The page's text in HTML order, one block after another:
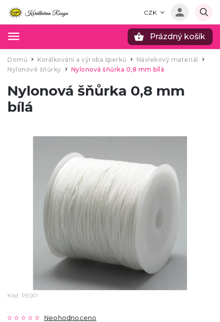
CZK
Prázdný košík
Domů / Korálkování a výroba šperků Návlekový materiál
Nylonové šňůrky
Nylonová šňůrka 0,8 mm bílá
Nylonová šňůrka 0,8 mm
bílá
Kód: PE001
Neohodnoceno